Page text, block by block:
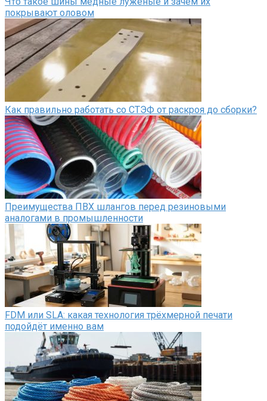
покрывают оловом
Как правильно работать со СТЭФ от раскроя до сборки?
Преимущества ПВХ шлангов перед резиновыми
аналогами в промышленности
FDM или SLA: какая технология трёхмерной печати
подойдёт именно вам